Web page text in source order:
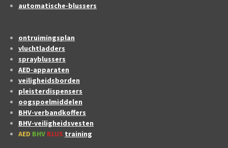
automatische-blussers
ontruimingsplan
vluchtladders
sprayblussers
AED-apparaten
veiligheidsborden
pleisterdispensers
oogspoelmiddelen
BHV-verbandkoffers
BHV-veiligheidsvesten
AED BHV BLUS training